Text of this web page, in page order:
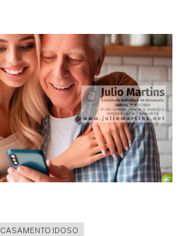
CASAMENTO IDOSO